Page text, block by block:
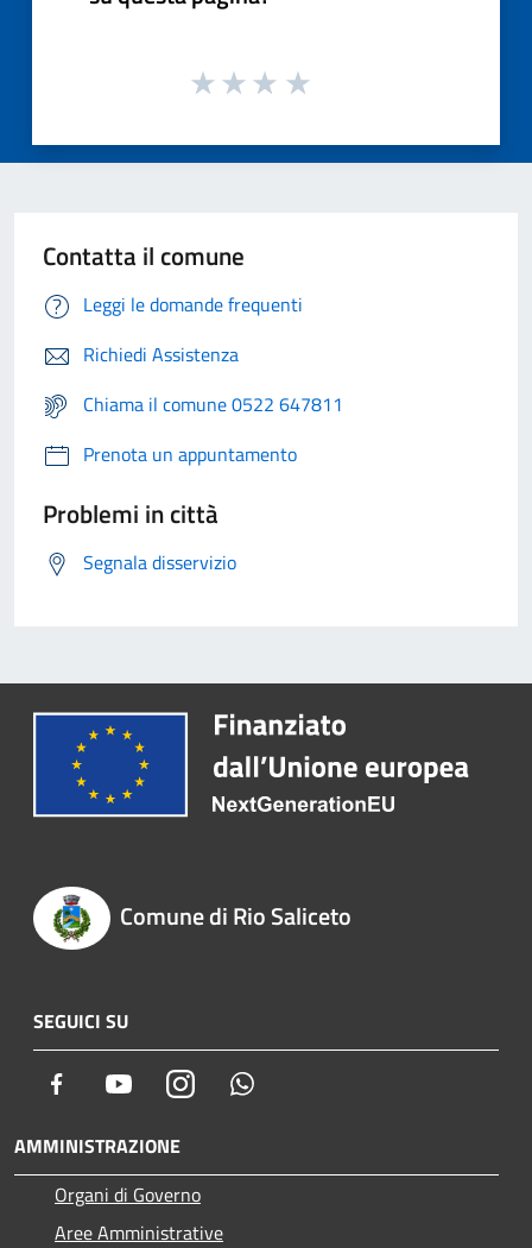
Contatta il comune
Leggi le domande frequenti
Richiedi Assistenza
Chiama il comune 0522 647811
Prenota un appuntamento
Problemi in città
Segnala disservizio
Comune di Rio Saliceto
SEGUICI SU
Facebook YoutubeInstagram
AMMINISTRAZIONE
Organi di Governo
Aree Amministrative